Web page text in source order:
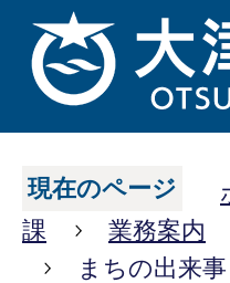
現在のページ
課
業務案内
まちの出来